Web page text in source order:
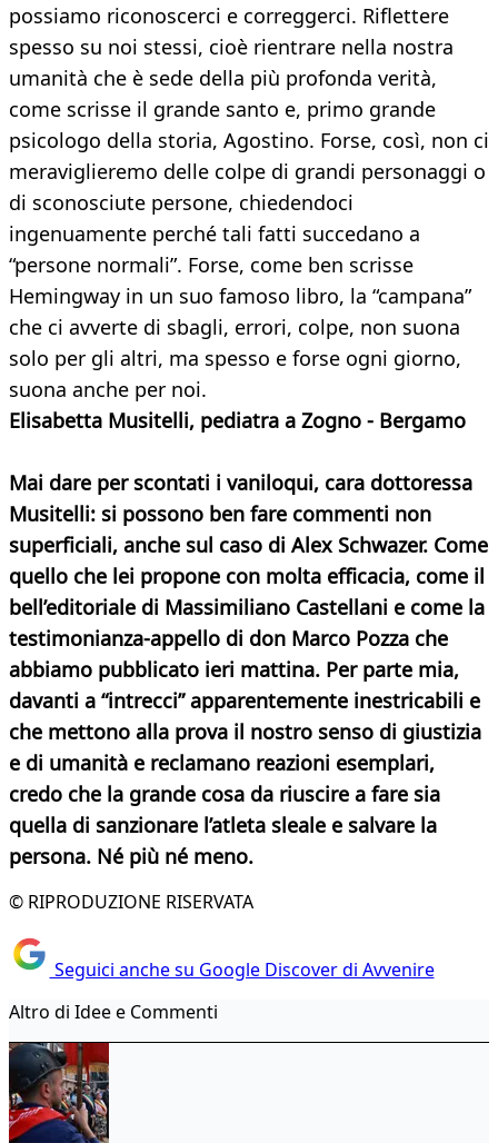
possiamo riconoscerci e correggerci. Riflettere
spesso su noi stessi, cioè rientrare nella nostra
umanità che è sede della più profonda verità,
come scrisse il grande santo e, primo grande
psicologo della storia, Agostino. Forse, così, non ci
meraviglieremo delle colpe di grandi personaggi o
di sconosciute persone, chiedendoci
ingenuamente perché tali fatti succedano a
“persone normali”. Forse, come ben scrisse
Hemingway in un suo famoso libro, la “campana”
che ci avverte di sbagli, errori, colpe, non suona
solo per gli altri, ma spesso e forse ogni giorno,
suona anche per noi.
Elisabetta Musitelli, pediatra a Zogno - Bergamo
Mai dare per scontati i vaniloqui, cara dottoressa
Musitelli: si possono ben fare commenti non
superficiali, anche sul caso di Alex Schwazer. Come
quello che lei propone con molta efficacia, come il
bell’editoriale di Massimiliano Castellani e come la
testimonianza-appello di don Marco Pozza che
abbiamo pubblicato ieri mattina. Per parte mia,
davanti a “intrecci” apparentemente inestricabili e
che mettono alla prova il nostro senso di giustizia
e di umanità e reclamano reazioni esemplari,
credo che la grande cosa da riuscire a fare sia
quella di sanzionare l’atleta sleale e salvare la
persona. Né più né meno.
© RIPRODUZIONE RISERVATA
Seguici anche su Google Discover di Avvenire
Altro di Idee e Commenti